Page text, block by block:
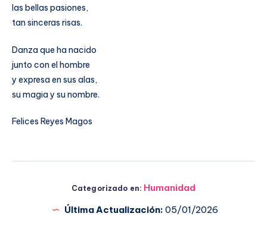
las bellas pasiones,
tan sinceras risas.
Danza que ha nacido
junto con el hombre
y expresa en sus alas,
su magia y su nombre.
Felices Reyes Magos
Categorizado en: Humanidad
Última Actualización: 05/01/2026